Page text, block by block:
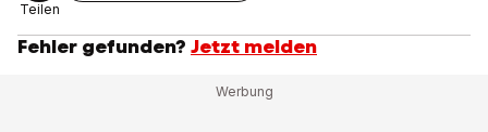
Teilen
Fehler gefunden? Jetzt melden